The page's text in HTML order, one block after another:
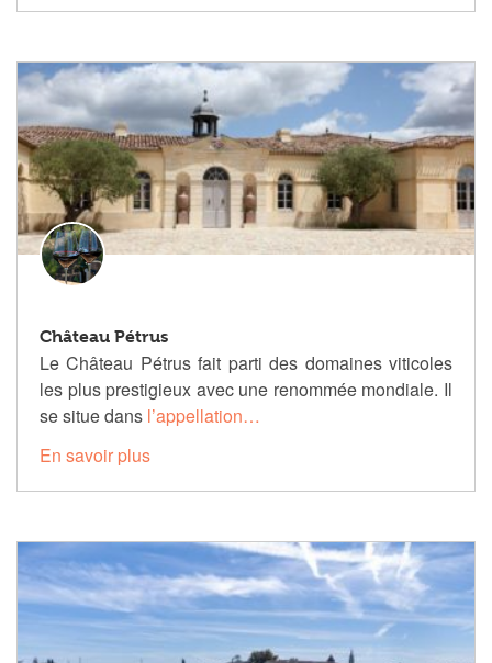
Château Pétrus
Le Château Pétrus fait parti des domaines viticoles
les plus prestigieux avec une renommée mondiale. Il
se situe dans l’appellation…
En savoir plus